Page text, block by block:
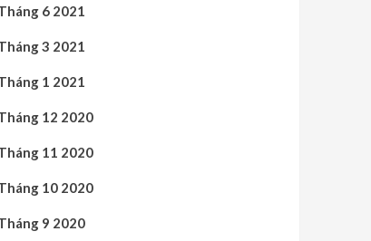
6 2021
3 2021
1 2021
12 2020
11 2020
10 2020
9 2020